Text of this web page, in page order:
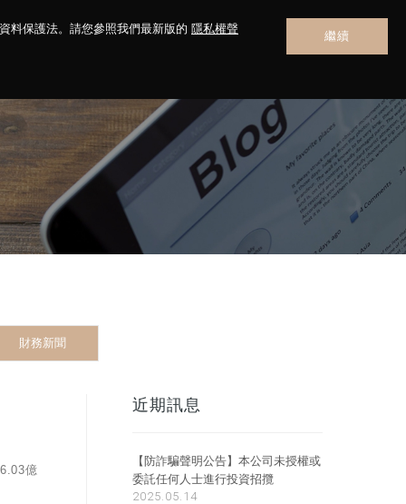
料保護法。請您參照我們最新版的 隱私權聲
繼續
聯絡我們
財務新聞
億
近期訊息
【防詐騙聲明公告】本公司未授權或
委託任何人士進行投資招攬
2025.05.14